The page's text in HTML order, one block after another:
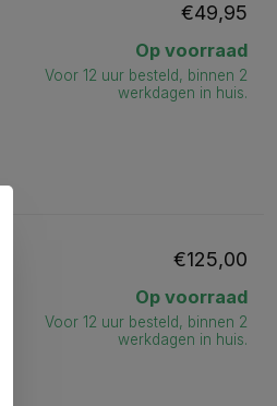
€49,95
Op voorraad
Voor 12 uur besteld, binnen 2
werkdagen in huis.
€125,00
Op voorraad
Voor 12 uur besteld, binnen 2
werkdagen in huis.